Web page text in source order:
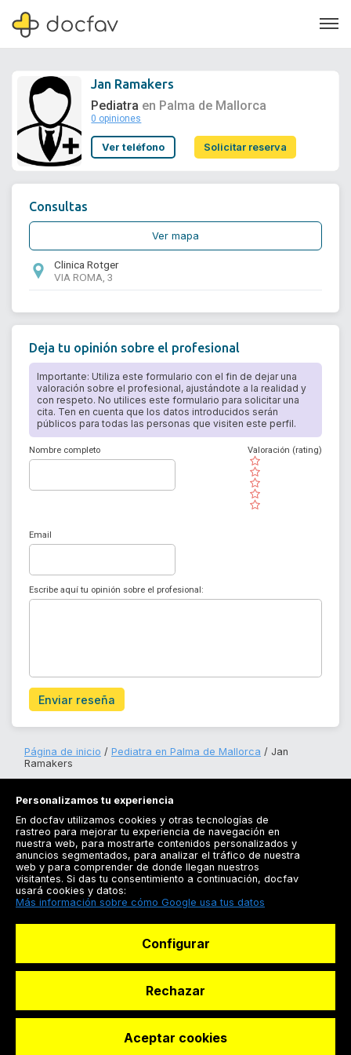
Soporte
Jan Ramakers
Pediatra en Palma de Mallorca
0 opiniones
Ver teléfono Solicitar reserva
Consultas
Ver mapa
Clinica Rotger
VIA ROMA, 3
Deja tu opinión sobre el profesional
Importante: Utiliza este formulario con el fin de dejar una
valoración sobre el profesional, ajustándote a la realidad y
con respeto. No utilices este formulario para solicitar una
cita. Ten en cuenta que los datos introducidos serán
públicos para todas las personas que visiten este perfil.
Nombre completo
( )
( )
( )
( )
( )
Valoración (rating)
Email
Escribe aquí tu opinión sobre el profesional:
Enviar reseña
Página de inicio Pediatra en Palma de Mallorca
Jan
Ramakers
Registrarse
Docfav
© Dashboard Technologies S.L
Personalizamos tu experiencia
En docfav utilizamos cookies y otras tecnologías de
rastreo para mejorar tu experiencia de navegación en
nuestra web, para mostrarte contenidos personalizados y
anuncios segmentados, para analizar el tráfico de nuestra
web y para comprender de donde llegan nuestros
visitantes. Si das tu consentimiento a continuación, docfav
usará cookies y datos:
Más información sobre cómo Google usa tus datos
Configurar
Rechazar
Aceptar cookies